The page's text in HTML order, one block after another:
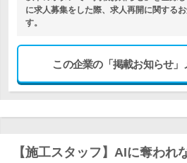
に求人募集をした際、求人再開に関する
す。
この企業の「掲載お知らせ」
【施工スタッフ】AIに奪わ